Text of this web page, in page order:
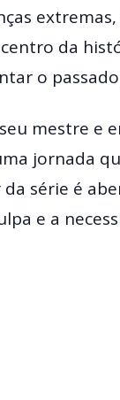
da
o
mestre e
jornada
série é
e a